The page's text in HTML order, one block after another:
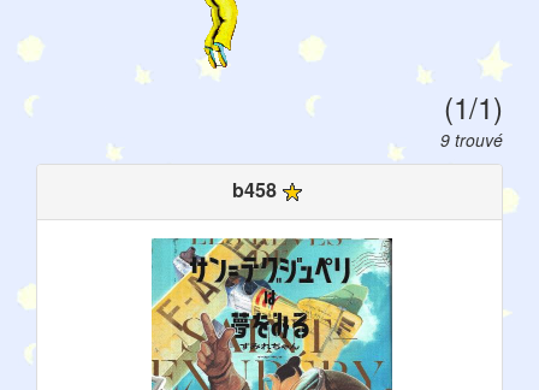
(1/1)
9 trouvé
b458